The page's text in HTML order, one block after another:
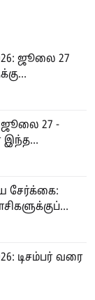
ஜூலை 27
ஜூலை 27 -
இந்த...
சேர்க்கை:
டிசம்பர் வரை